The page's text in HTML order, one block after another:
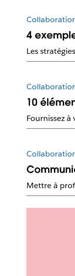
4
Les
10
Fournissez
Mettre à